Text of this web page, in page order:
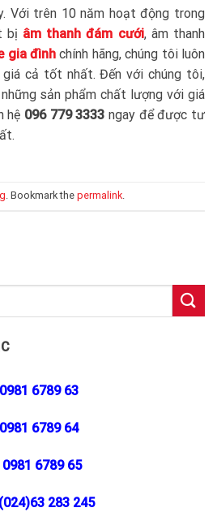
Với trên 10 năm hoạt động trong
bị âm thanh đám cưới, âm thanh
gia đình chính hãng, chúng tôi luôn
cả tốt nhất. Đến với chúng tôi,
sản phẩm chất lượng với giá
hệ 096 779 3333 ngay để được tư
. Bookmark the permalink.
0981 6789 63
0981 6789 64
0981 6789 65
(024)63 283 245